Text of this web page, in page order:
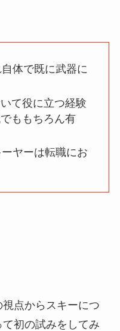
体で既に武器に
て役に立つ経験
ももちろん有
ヤーは転職にお
点からスキーにつ
初の試みをしてみ